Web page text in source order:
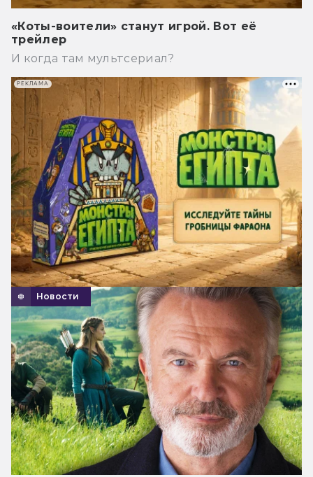
«Коты-воители» станут игрой. Вот её
трейлер
И когда там мультсериал?
Новости
РЕКЛАМА